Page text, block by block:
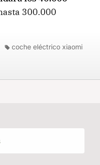
300.000
coche eléctrico xiaomi